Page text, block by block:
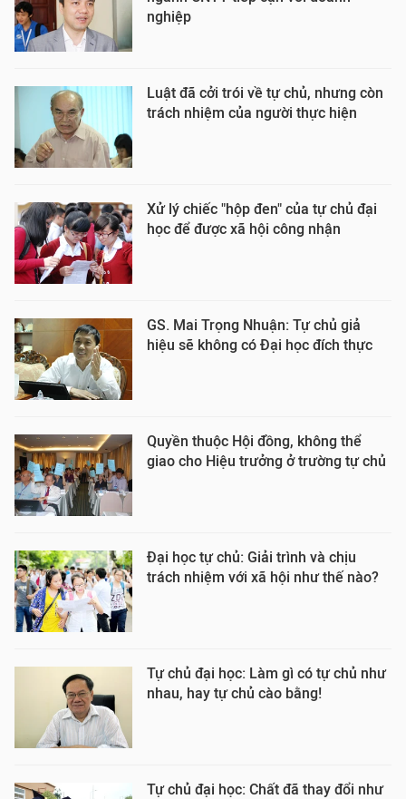
nghiệp
Luật đã cởi trói về tự chủ, nhưng còn
trách nhiệm của người thực hiện
Xử lý chiếc "hộp đen" của tự chủ đại
học để được xã hội công nhận
GS. Mai Trọng Nhuận: Tự chủ giả
hiệu sẽ không có Đại học đích thực
Quyền thuộc Hội đồng, không thể
giao cho Hiệu trưởng ở trường tự chủ
Đại học tự chủ: Giải trình và chịu
trách nhiệm với xã hội như thế nào?
Tự chủ đại học: Làm gì có tự chủ như
nhau, hay tự chủ cào bằng!
Tự chủ đại học: Chất đã thay đổi như